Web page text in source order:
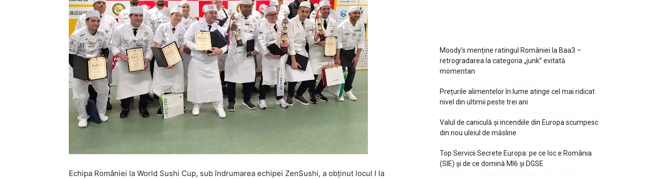
Echipa României la World Sushi Cup, sub îndrumarea echipei ZenSushi, a obținut locul I la
Moody’s menține ratingul României la Baa3 –
retrogradarea la categoria „junk” evitată
momentan
Prețurile alimentelor în lume atinge cel mai ridicat
nivel din ultimii peste trei ani
Valul de caniculă și incendiile din Europa scumpesc
din nou uleiul de măsline
Top Servicii Secrete Europa: pe ce loc e România
(SIE) și de ce domină MI6 și DGSE